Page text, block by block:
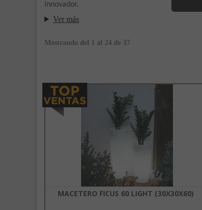
innovador.
Ver más
Mostrando del 1 al 24 de 37
MACETERO FICUS 60 LIGHT (30X30X60)